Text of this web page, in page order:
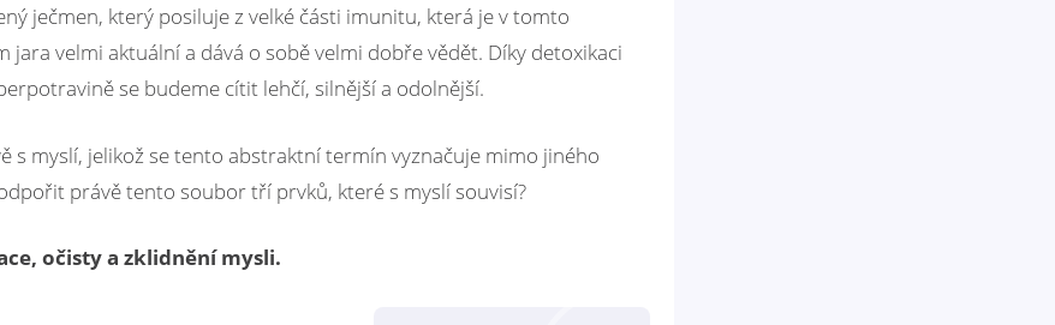
ječmen, který posiluje z velké části imunitu, která je v tomto
velmi aktuální a dává o sobě velmi dobře vědět. Díky detoxikaci
se budeme cítit lehčí, silnější a odolnější.
s myslí, jelikož se tento abstraktní termín vyznačuje mimo jiného
právě tento soubor tří prvků, které s myslí souvisí?
očisty a zklidnění mysli.